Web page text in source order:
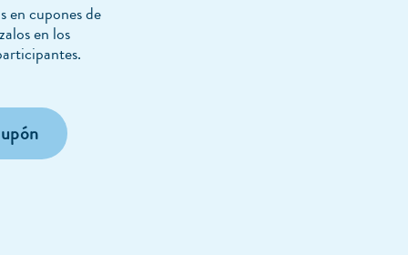
en cupones de
en los